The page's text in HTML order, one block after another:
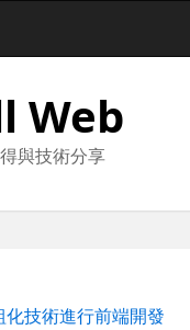
Web
與技術分享
技術進行前端開發